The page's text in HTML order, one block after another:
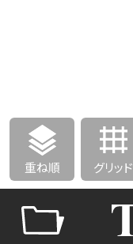
重ね順 グリッド